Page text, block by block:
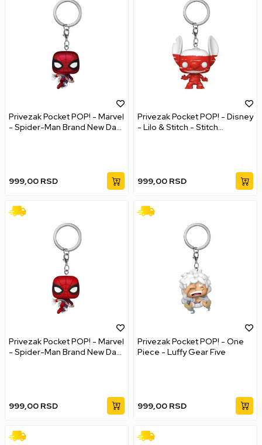
Privezak Pocket POP! - Marvel
- Spider-Man Brand New Day
999,00 RSD
Privezak Pocket POP! - Disney
- Lilo & Stitch - Stitch
999,00 RSD
Privezak Pocket POP! - Marvel
- Spider-Man Brand New Day
999,00 RSD
Privezak Pocket POP! - One
Piece - Luffy Gear Five
999,00 RSD